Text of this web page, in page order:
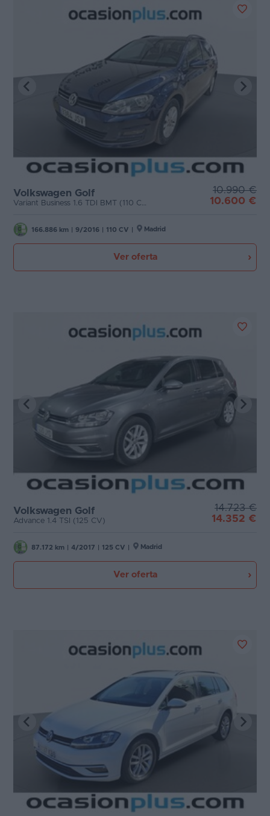
Volkswagen Golf
Variant Business 1.6 TDI BMT (110 CV)
10.990 €
10.600 €
166.886 km 9/2016 110 CV Madrid
Ver oferta
Volkswagen Golf
Advance 1.4 TSI (125 CV)
14.723 €
14.352 €
87.172 km 4/2017 125 CV Madrid
Ver oferta